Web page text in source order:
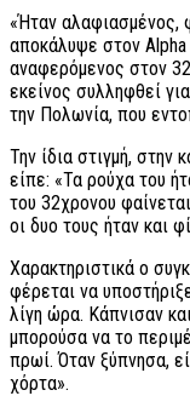
«Ήταν αλαφιασμένος,
αποκάλυψε στον Alpha
αναφερόμενος στον
εκείνος συλληφθεί
την Πολωνία, που
Την ίδια στιγμή, στην
είπε: «Τα ρούχα του
του 32χρονου
οι δυο τους ήταν και
Χαρακτηριστικά ο
φέρεται να
λίγη ώρα. Κάπνισαν
μπορούσα να το
πρωί. Όταν ξύπνησα,
χόρτα».